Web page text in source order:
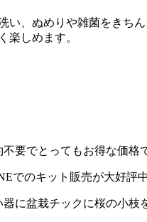
い、ぬめりや雑菌をきち
楽しめます。
要でとってもお得な価格
でのキット販売が大好評中
に盆栽チックに桜の小枝